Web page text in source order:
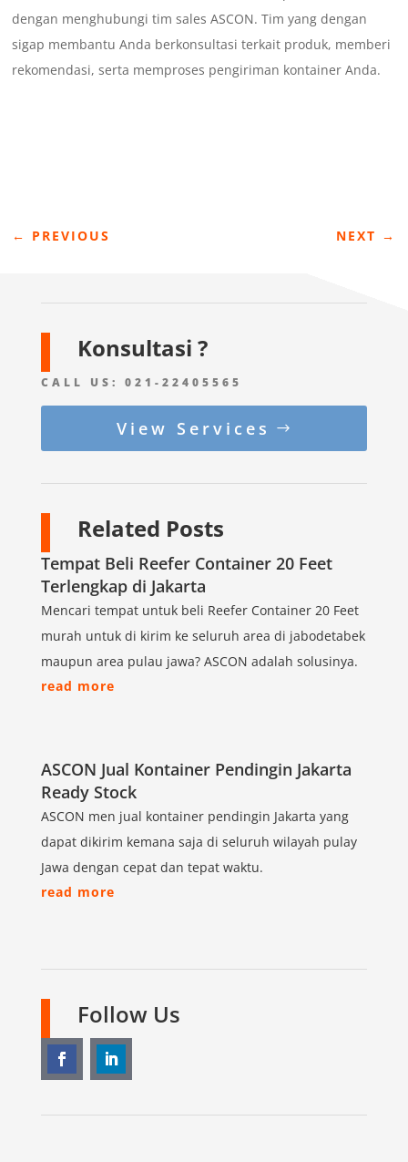
dengan menghubungi tim sales ASCON. Tim yang dengan
sigap membantu Anda berkonsultasi terkait produk, memberi
rekomendasi, serta memproses pengiriman kontainer Anda.
← PREVIOUS NEXT →
Konsultasi ?
CALL US: 021-22405565
View Services
Related Posts
Tempat Beli Reefer Container 20 Feet
Terlengkap di Jakarta
Mencari tempat untuk beli Reefer Container 20 Feet
murah untuk di kirim ke seluruh area di jabodetabek
maupun area pulau jawa? ASCON adalah solusinya.
read more
ASCON Jual Kontainer Pendingin Jakarta
Ready Stock
ASCON men jual kontainer pendingin Jakarta yang
dapat dikirim kemana saja di seluruh wilayah pulay
Jawa dengan cepat dan tepat waktu.
read more
Follow Us